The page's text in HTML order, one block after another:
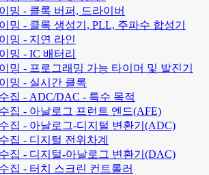
밍 - 클록 버퍼, 드라이버
밍 - 클록 생성기, PLL, 주파수 합성기
밍 - 지연 라인
밍 - IC 배터리
밍 - 프로그래밍 가능 타이머 및 발진기
밍 - 실시간 클록
집 - ADC/DAC - 특수 목적
집 - 아날로그 프런트 엔드(AFE)
집 - 아날로그-디지털 변환기(ADC)
집 - 디지털 전위차계
집 - 디지털-아날로그 변환기(DAC)
집 - 터치 스크린 컨트롤러